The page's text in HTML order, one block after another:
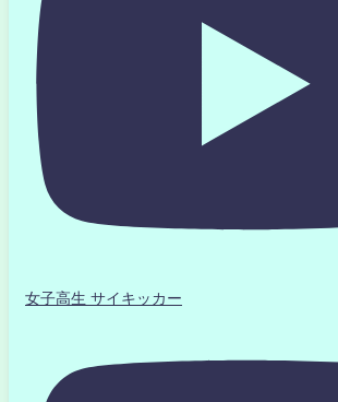
女子高生 サイキッカー